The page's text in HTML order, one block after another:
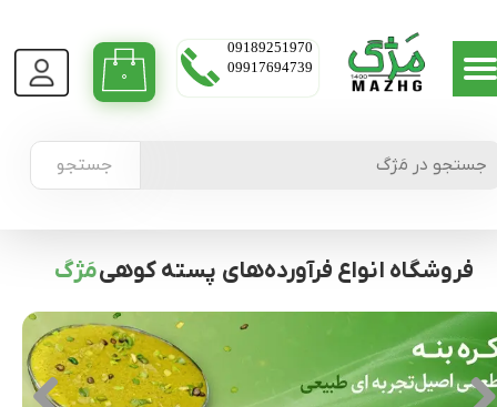
جستجو
09189251970
09917694739
۰
فروشگاه انواع فرآورده‌های پسته کوهیمَژگ